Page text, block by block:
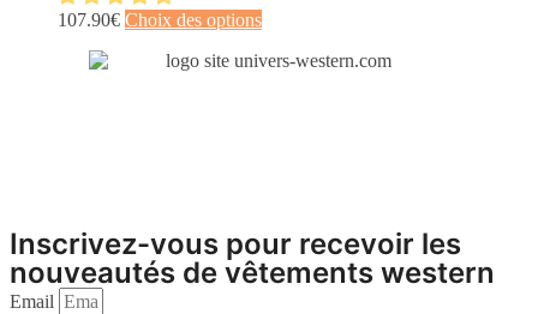
la
du
Les
options
peuvent
107.90€ Choix des optionsCe
a
sur
la
page
Inscrivez-vous pour recevoir les
nouveautés de vêtements western
Email